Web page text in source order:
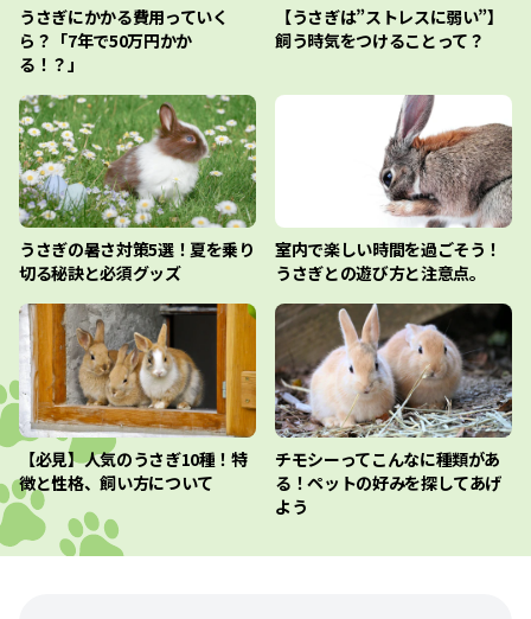
うさぎにかかる費用っていく
ら？「7年で50万円かか
る！？」
【うさぎは”ストレスに弱い”】
飼う時気をつけることって？
うさぎの暑さ対策5選！夏を乗り
切る秘訣と必須グッズ
室内で楽しい時間を過ごそう！
うさぎとの遊び方と注意点。
【必見】人気のうさぎ10種！特
徴と性格、飼い方について
チモシーってこんなに種類があ
る！ペットの好みを探してあげ
よう